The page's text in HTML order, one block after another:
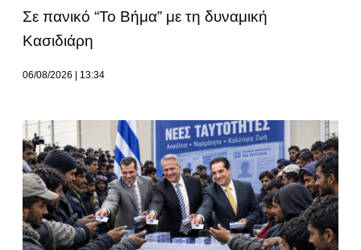
Σε πανικό “Το Βήμα” με τη δυναμική
Κασιδιάρη
06/08/2026 13:34